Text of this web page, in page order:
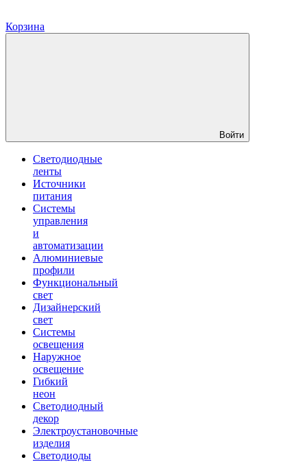
Корзина
Войти
Светодиодные
ленты
Источники
питания
Системы
управления
и
автоматизации
Алюминиевые
профили
Функциональный
свет
Дизайнерский
свет
Системы
освещения
Наружное
освещение
Гибкий
неон
Светодиодный
декор
Электроустановочные
изделия
Светодиоды